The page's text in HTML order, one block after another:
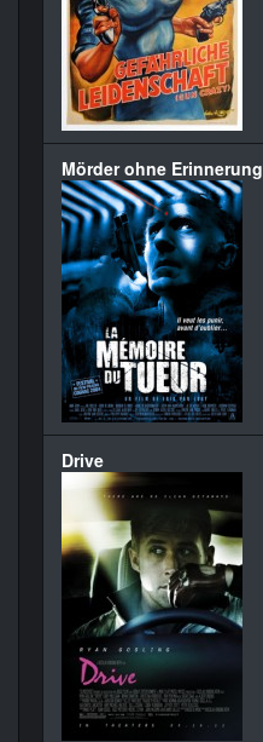
Mörder ohne Erinnerung
Drive